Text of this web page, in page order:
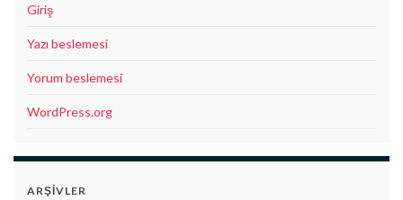
Giriş
Yazı beslemesi
Yorum beslemesi
WordPress.org
ARŞIVLER